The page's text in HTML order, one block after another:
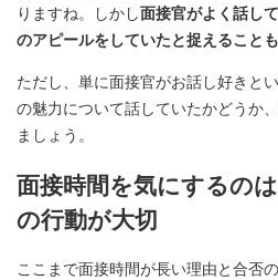
りますね。しかし面接官がよく話し
のアピールをしていたと捉えること
ただし、単に面接官がお話し好きと
の魅力について話していたかどうか
ましょう。
面接時間を気にするの
の行動が大切
ここまで面接時間が長い理由と合否